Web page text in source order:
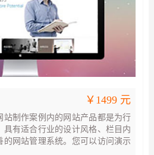
￥1499 元
站制作案例内的网站产品都是为行
具有适合行业的设计风格、栏目内
的网站管理系统。您可以访问演示